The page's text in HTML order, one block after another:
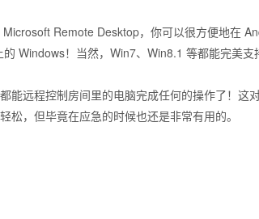
Remote Desktop，你可以很方便地在
Windows！当然，Win7、Win8.1 等都能完美支
远程控制房间里的电脑完成任何的操作了！这
松，但毕竟在应急的时候也还是非常有用的。